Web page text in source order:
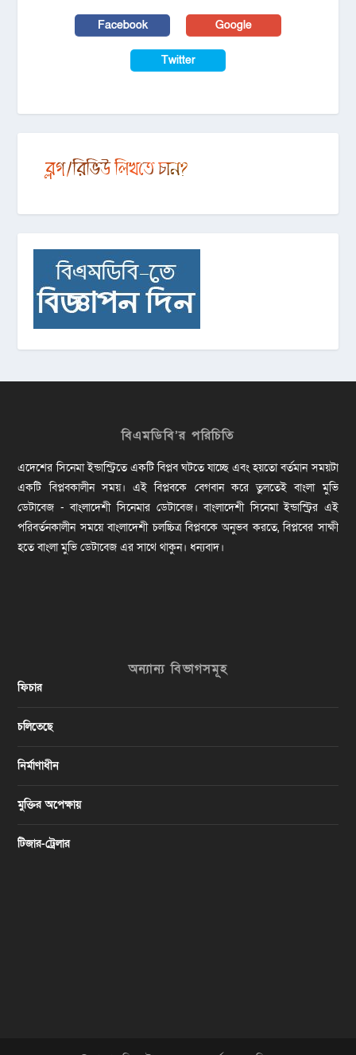
Facebook Google
Twitter
বিএমডিবি’র পরিচিতি
এদেশের সিনেমা ইন্ডাস্ট্রিতে একটি বিপ্লব ঘটতে যাচ্ছে এবং হয়তো বর্তমান সময়টা
একটি বিপ্লবকালীন সময়। এই বিপ্লবকে বেগবান করে তুলতেই বাংলা মুভি
ডেটাবেজ - বাংলাদেশী সিনেমার ডেটাবেজ। বাংলাদেশী সিনেমা ইন্ডাস্ট্রির এই
পরিবর্তনকালীন সময়ে বাংলাদেশী চলচ্চিত্র বিপ্লবকে অনুভব করতে, বিপ্লবের সাক্ষী
হতে বাংলা মুভি ডেটাবেজ এর সাথে থাকুন। ধন্যবাদ।
অন্যান্য বিভাগসমূহ
ফিচার
চলিতেছে
নির্মাণাধীন
মুক্তির অপেক্ষায়
টিজার-ট্রেলার